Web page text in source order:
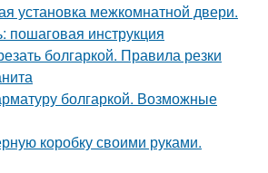
установка межкомнатной двери.
пошаговая инструкция
болгаркой. Правила резки
болгаркой. Возможные
коробку своими руками.